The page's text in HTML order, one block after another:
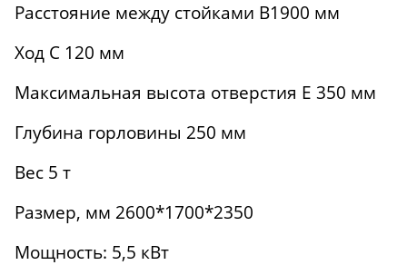
Расстояние между стойками B1900 мм
Ход C 120 мм
Максимальная высота отверстия E 350 мм
Глубина горловины 250 мм
Вес 5 т
Размер, мм 2600*1700*2350
Мощность: 5,5 кВт